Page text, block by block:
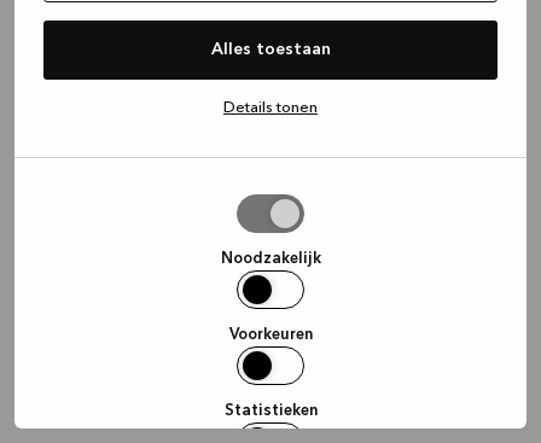
Alles toestaan
Details tonen
Noodzakelijk
Voorkeuren
Statistieken